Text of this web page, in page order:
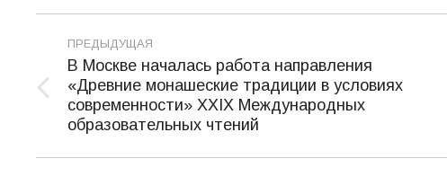
Навигация
по
записям
ПРЕДЫДУЩАЯ
Предыдущая
запись:
В Москве началась работа направления
«Древние монашеские традиции в условиях
современности» XXIX Международных
образовательных чтений